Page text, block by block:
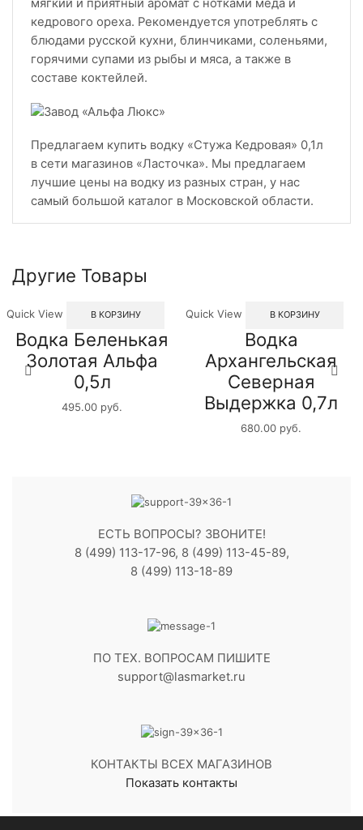
мягкий и приятный аромат с нотками меда и
кедрового ореха. Рекомендуется употреблять с
блюдами русской кухни, блинчиками, соленьями,
горячими супами из рыбы и мяса, а также в
составе коктейлей.
Предлагаем купить водку «Стужа Кедровая» 0,1л
в сети магазинов «Ласточка». Мы предлагаем
лучшие цены на водку из разных стран, у нас
самый большой каталог в Московской области.
Другие Товары
Quick View В КОРЗИНУ
Водка Беленькая
Золотая Альфа
0,5л
495.00 руб.
Quick View В КОРЗИНУ
Водка
Архангельская
Северная
Выдержка 0,7л
680.00 руб.
ЕСТЬ ВОПРОСЫ? ЗВОНИТЕ!
8 (499) 113-17-96, 8 (499) 113-45-89,
8 (499) 113-18-89
ПО ТЕХ. ВОПРОСАМ ПИШИТЕ
support@lasmarket.ru
КОНТАКТЫ ВСЕХ МАГАЗИНОВ
Показать контакты